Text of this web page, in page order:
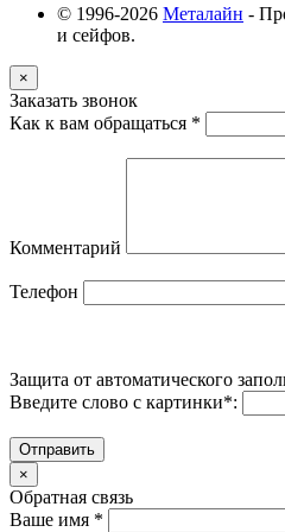
© 1996-2026 Металайн -
и сейфов.
×
Заказать звонок
Как к вам обращаться *
Комментарий
Телефон
Защита от автоматического
Введите слово с картинки*:
Отправить
×
Обратная связь
Ваше имя *